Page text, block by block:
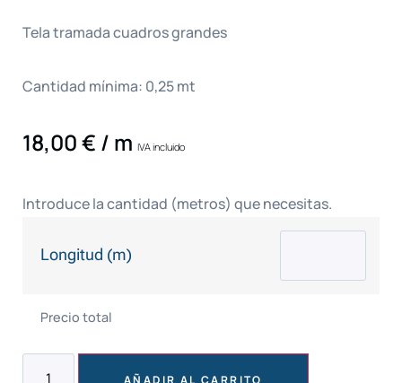
Tela tramada cuadros grandes
Cantidad mínima: 0,25 mt
18,00€ / m IVA incluido
Introduce la cantidad (metros) que necesitas.
Longitud (m)
Precio total
AÑADIR AL CARRITO